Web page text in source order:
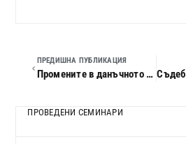
ПРЕДИШНА ПУБЛИКАЦИЯ
Промените в данъчното законодателство за 2011 г. Актуални въпроси на счетоводното отчитане. Практически казуси
ПРОВЕДЕНИ СЕМИНАРИ